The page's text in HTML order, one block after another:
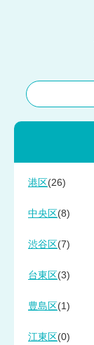
港区 (26)
中央区 (8)
渋谷区 (7)
台東区 (3)
豊島区 (1)
江東区 (0)